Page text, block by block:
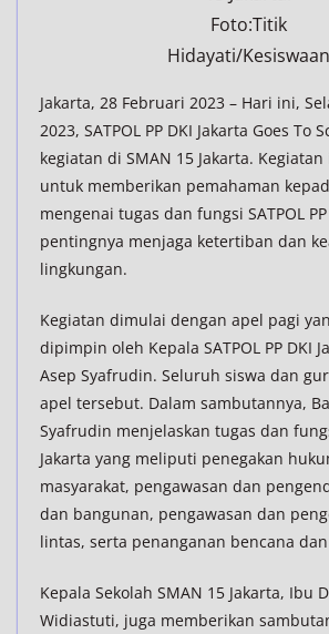
Foto:Titik
Hidayati/Kesiswaan
Jakarta, 28 Februari 2023 – Hari ini,
2023, SATPOL PP DKI Jakarta Goes To
kegiatan di SMAN 15 Jakarta.
untuk memberikan pemahaman
mengenai tugas dan fungsi SATPOL
pentingnya menjaga ketertiban dan
lingkungan.
Kegiatan dimulai dengan apel pagi
dipimpin oleh Kepala SATPOL PP DKI
Asep Syafrudin. Seluruh siswa dan
apel tersebut. Dalam sambutannya,
Syafrudin menjelaskan tugas dan
Jakarta yang meliputi penegakan
masyarakat, pengawasan dan
dan bangunan, pengawasan dan
lintas, serta penanganan bencana
Kepala Sekolah SMAN 15 Jakarta, Ibu
Widiastuti, juga memberikan